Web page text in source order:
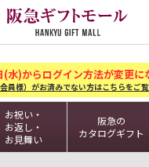
(水)からログイン方法が変更に
員様）がお済みでない方はこちらをご
お祝い・
お返し・
お見舞い
阪急の
カタログギフト